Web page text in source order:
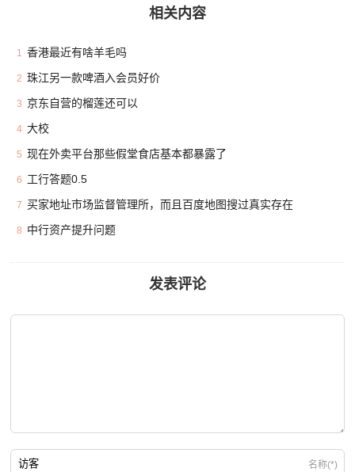
相关内容
1 香港最近有啥羊毛吗
2 珠江另一款啤酒入会员好价
3 京东自营的榴莲还可以
4 大校
5 现在外卖平台那些假堂食店基本都暴露了
6 工行答题0.5
7 买家地址市场监督管理所，而且百度地图搜过真实存在
8 中行资产提升问题
发表评论
名称(*)